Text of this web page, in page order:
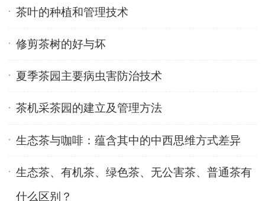
茶叶的种植和管理技术
修剪茶树的好与坏
夏季茶园主要病虫害防治技术
茶机采茶园的建立及管理方法
生态茶与咖啡：蕴含其中的中西思维方式差异
生态茶、有机茶、绿色茶、无公害茶、普通茶有
什么区别？